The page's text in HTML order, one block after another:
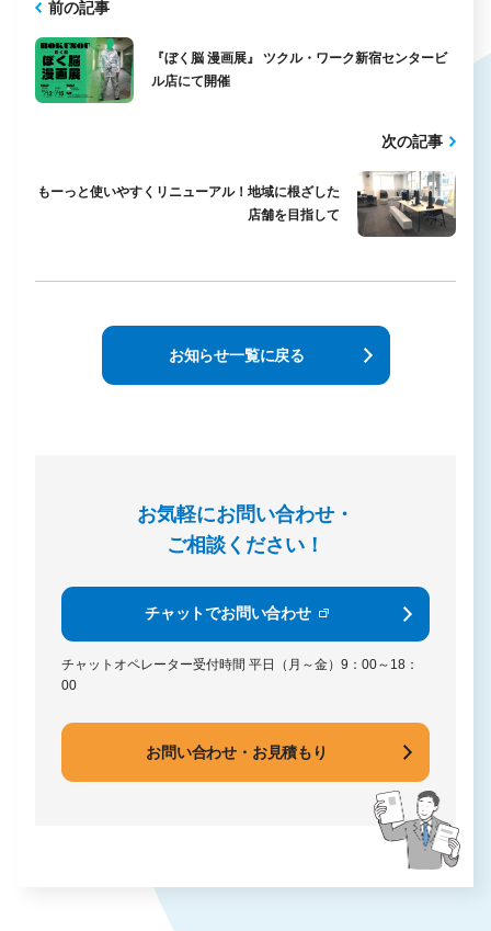
前の記事
『ぼく脳 漫画展』 ツクル・ワーク新宿センタービ
ル店にて開催
次の記事
もーっと使いやすくリニューアル！地域に根ざした
店舗を目指して
お知らせ一覧に戻る
お気軽にお問い合わせ・
ご相談ください！
チャットでお問い合わせ
チャットオペレーター受付時間 平日（月～金）9：00～18：
00
お問い合わせ・お見積もり